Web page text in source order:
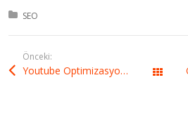
Kategori:
SEO
Önceki:
Youtube Optimizasyonu Nasıl Yapılır?